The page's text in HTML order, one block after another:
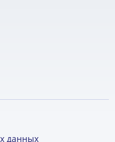
данных